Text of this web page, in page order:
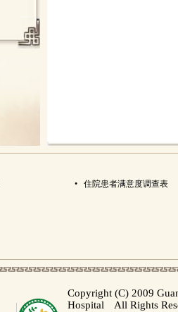
• 住院患者满意度调查表
Copyright (C) 2009
Hospital All Rights